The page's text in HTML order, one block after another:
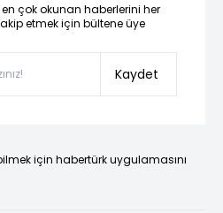
çok okunan haberlerini her
etmek için bültene üye
Kaydet
için habertürk uygulamasını